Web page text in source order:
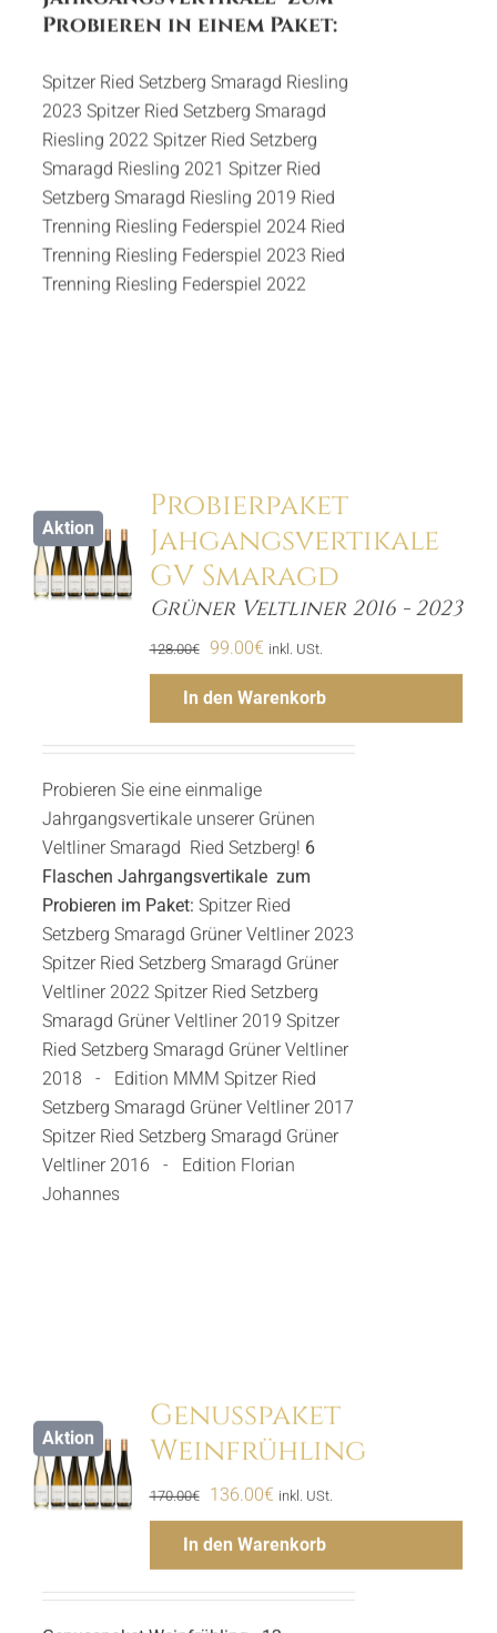
Menge
Probieren in einem Paket:
Spitzer Ried Setzberg Smaragd Riesling
2023 Spitzer Ried Setzberg Smaragd
Riesling 2022 Spitzer Ried Setzberg
Smaragd Riesling 2021 Spitzer Ried
Setzberg Smaragd Riesling 2019 Ried
Trenning Riesling Federspiel 2024 Ried
Trenning Riesling Federspiel 2023 Ried
Trenning Riesling Federspiel 2022
Aktion
Probierpaket
Jahgangsvertikale
GV Smaragd
Grüner Veltliner 2016 - 2023
128.00€
Ursprünglicher
Preis
war:
99.00€Aktueller
Preis
ist:
inkl. USt.
In den Warenkorb
Probieren Sie eine einmalige
Jahrgangsvertikale unserer Grünen
Veltliner Smaragd Ried Setzberg! 6
Flaschen Jahrgangsvertikale zum
Probieren im Paket: Spitzer Ried
Setzberg Smaragd Grüner Veltliner 2023
Spitzer Ried Setzberg Smaragd Grüner
Veltliner 2022 Spitzer Ried Setzberg
Smaragd Grüner Veltliner 2019 Spitzer
Ried Setzberg Smaragd Grüner Veltliner
2018 - Edition MMM Spitzer Ried
Setzberg Smaragd Grüner Veltliner 2017
Spitzer Ried Setzberg Smaragd Grüner
Veltliner 2016 - Edition Florian
Johannes
Aktion
Genusspaket
Weinfrühling
170.00€
Ursprünglicher
Preis
war:
136.00€Aktueller
Preis
ist:
inkl. USt.
In den Warenkorb